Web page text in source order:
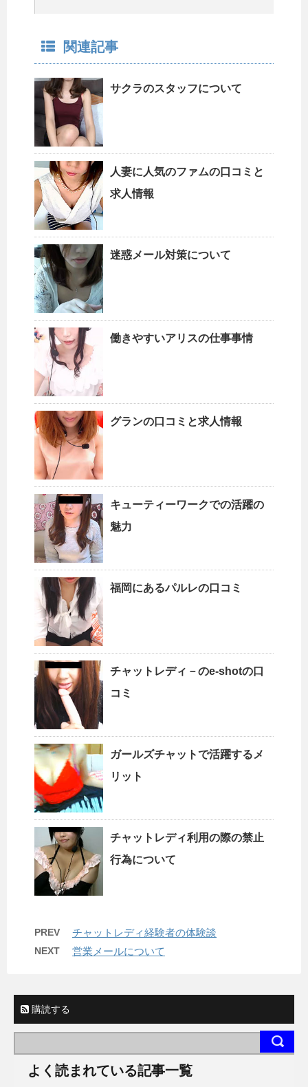
関連記事
サクラのスタッフについて
人妻に人気のファムの口コミと
求人情報
迷惑メール対策について
働きやすいアリスの仕事事情
グランの口コミと求人情報
キューティーワークでの活躍の
魅力
福岡にあるパルレの口コミ
チャットレディ－のe-shotの口
コミ
ガールズチャットで活躍するメ
リット
チャットレディ利用の際の禁止
行為について
PREV チャットレディ経験者の体験談
NEXT 営業メールについて
購読する
よく読まれている記事一覧